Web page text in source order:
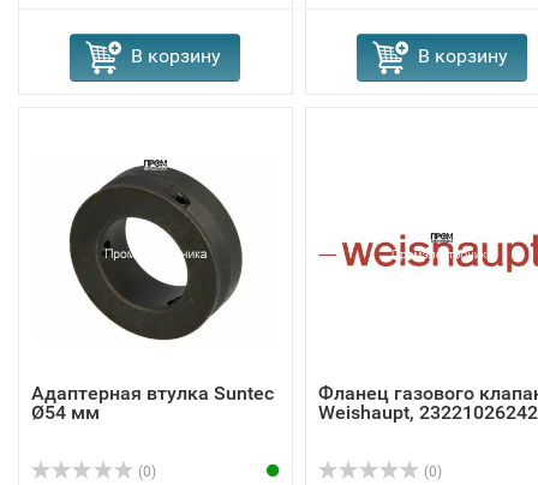
В корзину В корзину
Адаптерная втулка Suntec
Ø54 мм
(0)
Фланец газового
Weishaupt, 23221026242
(0)